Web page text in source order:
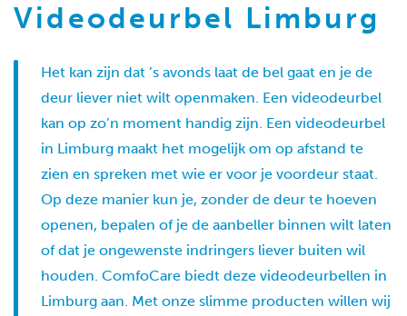
Videodeurbel Limburg
Het kan zijn dat ’s avonds laat de bel gaat en je de
deur liever niet wilt openmaken. Een videodeurbel
kan op zo’n moment handig zijn. Een videodeurbel
in Limburg maakt het mogelijk om op afstand te
zien en spreken met wie er voor je voordeur staat.
Op deze manier kun je, zonder de deur te hoeven
openen, bepalen of je de aanbeller binnen wilt laten
of dat je ongewenste indringers liever buiten wil
houden. ComfoCare biedt deze videodeurbellen in
Limburg aan. Met onze slimme producten willen wij